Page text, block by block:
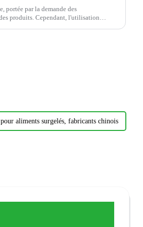
portée par la demande des
produits. Cependant, l'utilisation
aliments surgelés, fabricants chinois